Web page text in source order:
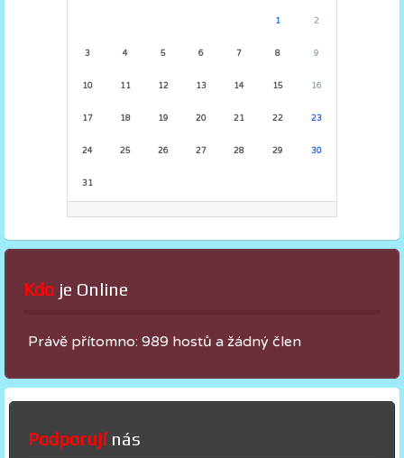
1 2
3 4 5 6 7 8 9
10 11 12 13 14 15 16
17 18 19 20 21 22 23
24 25 26 27 28 29 30
31
Kdo je Online
Právě přítomno: 989 hostů a žádný člen
Podporujínás